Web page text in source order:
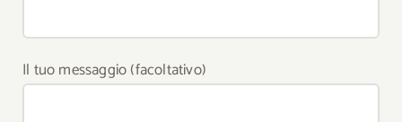
Il tuo messaggio (facoltativo)